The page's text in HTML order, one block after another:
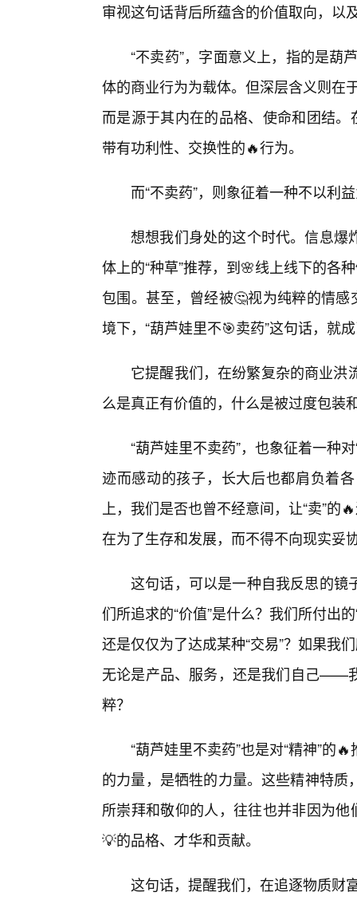
审视这句话背后所蕴含的价值取向，以
“不卖药”，字面意义上，指的是葫
体的商业行为为载体。但深层含义则在
而是源于其内在的品格、使命和团结
带有功利性、交换性的🔥行为。
而“不卖药”，则象征着一种不以利
想想我们身处的这个时代。信息爆
体上的“种草”推荐，到🌸线上线下的各
包围。甚至，曾经被🤔视为纯粹的情
境下，“葫芦娃里不🎯卖药”这句话，就
它提醒我们，在纷繁复杂的商业
么是真正有价值的，什么是被过度包装
“葫芦娃里不卖药”，也象征着一种
迹而感动的孩子，长大后也都肩负着
上，我们是否也曾不经意间，让“卖”的
在为了生存和发展，而不得不向现实妥
这句话，可以是一种自我反思的镜
们所追求的“价值”是什么？我们所付出
还是仅仅为了达成某种“交易”？如果
无论是产品、服务，还是我们自己——
粹？
“葫芦娃里不卖药”也是对“精神”的
的力量，是牺牲的力量。这些精神特
所崇拜和敬仰的人，往往也并非因为
💡的品格、才华和贡献。
这句话，提醒我们，在追逐物质财